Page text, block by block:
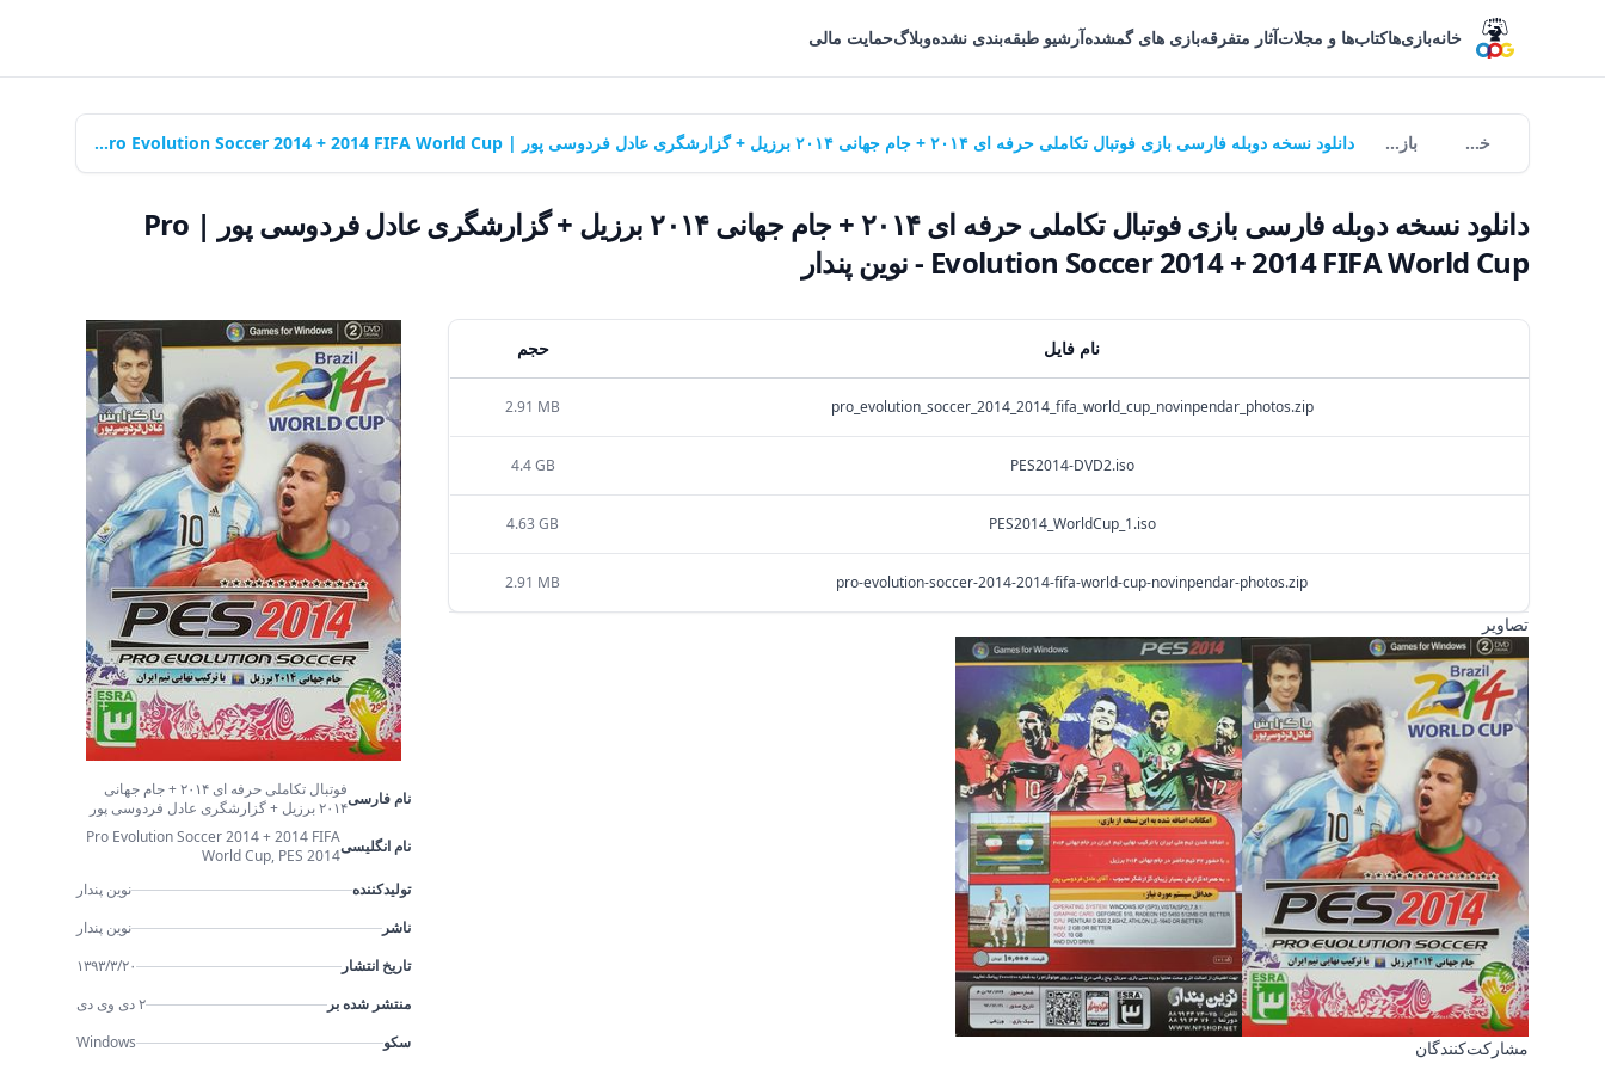
خانهبازی‌هاکتاب‌ها و مجلاتآثار متفرقهبازی های گمشدهآرشیو طبقه‌بندی نشدهوبلاگحمایت مالی
خانه بازی‌ها دانلود نسخه دوبله فارسی بازی فوتبال تکاملی حرفه ای ۲۰۱۴ + جام جهانی ۲۰۱۴ برزیل + گزارشگری عادل فردوسی پور | Pro Evolution Soccer 2014 + 2014 FIFA World Cup - نوین پندار
دانلود نسخه دوبله فارسی بازی فوتبال تکاملی حرفه ای ۲۰۱۴ + جام جهانی ۲۰۱۴ برزیل + گزارشگری عادل فردوسی پور | Pro
Evolution Soccer 2014 + 2014 FIFA World Cup - نوین پندار
نام فایل حجم
pro_evolution_soccer_2014_2014_fifa_world_cup_novinpendar_photos.zip
2.91 MB
PES2014-DVD2.iso
4.4 GB
PES2014_WorldCup_1.iso
4.63 GB
pro-evolution-soccer-2014-2014-fifa-world-cup-novinpendar-photos.zip
2.91 MB
تصاویر
مشارکت‌کنندگان
نام فارسی
فوتبال تکاملی حرفه ای ۲۰۱۴ + جام جهانی
۲۰۱۴ برزیل + گزارشگری عادل فردوسی پور
نام انگلیسیPro Evolution Soccer 2014 + 2014 FIFA
World Cup, PES 2014
تولیدکننده
نوین پندار
ناشر
نوین پندار
تاریخ انتشار
۱۳۹۳/۳/۲۰
منتشر شده بر
۲ دی وی دی
سکو
Windows